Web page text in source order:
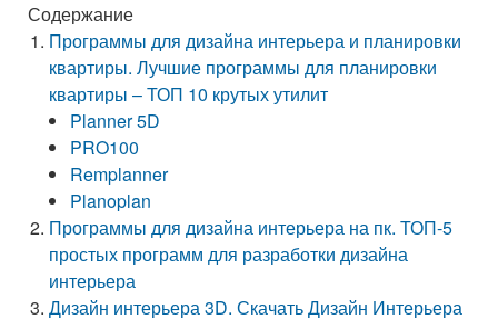
Содержание
Программы для дизайна интерьера и планировки
квартиры. Лучшие программы для планировки
квартиры – ТОП 10 крутых утилит
Planner 5D
PRO100
Remplanner
Planoplan
Программы для дизайна интерьера на пк. ТОП-5
простых программ для разработки дизайна
интерьера
Дизайн интерьера 3D. Скачать Дизайн Интерьера